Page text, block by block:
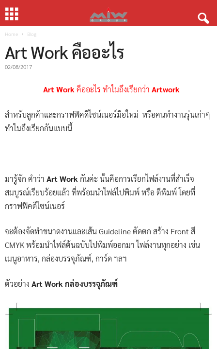
Home Blog
Art Work คืออะไร
02/08/2017
Art Work คืออะไร ทำไมถึงเรียกว่า Artwork
สำหรับลูกค้าและกราฟฟิคดีไซน์เนอร์มือใหม่ หรือคนทำงานรุ่นเก่าๆ
ทำไมถึงเรียกกันแบบนี้
มารู้จัก คำว่า Art Work กันค่ะ นั้นคือการเรียกไฟล์งานที่สำเร็จ
สมบูรณ์เรียบร้อยแล้ว ที่พร้อมนำไฟล์ไปพิมพ์ หรือ ตีพิมพ์ โดยที่
กราฟฟิคดีไซน์เนอร์
จะต้องจัดทำขนาดงานและเส้น Guideline ตัดตก สร้าง Front สี
CMYK พร้อมนำไฟล์ต้นฉบับไปพิมพ์ออกมา ไฟล์งานทุกอย่าง เช่น
เมนูอาหาร, กล่องบรรจุภัณฑ์, การ์ด ฯลฯ
ตัวอย่าง Art Work กล่องบรรจุภัณฑ์